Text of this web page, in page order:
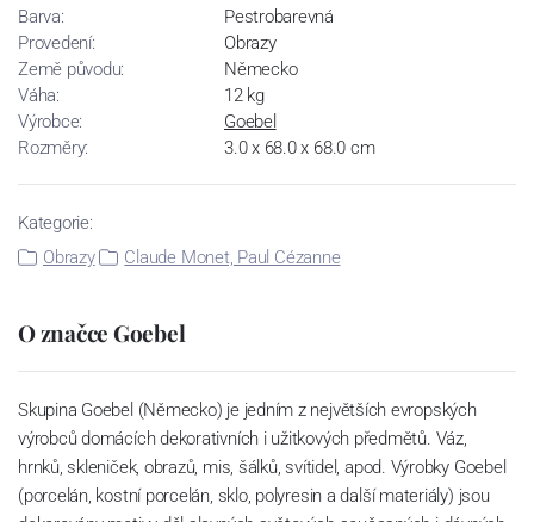
Barva:
Pestrobarevná
Provedení:
Obrazy
Země původu:
Německo
Váha:
12 kg
Výrobce:
Goebel
Rozměry:
3.0 x 68.0 x 68.0 cm
Kategorie:
Obrazy
Claude Monet, Paul Cézanne
O značce Goebel
Skupina Goebel (Německo) je jedním z největších evropských
výrobců domácích dekorativních i užitkových předmětů. Váz,
hrnků, skleniček, obrazů, mis, šálků, svítidel, apod. Výrobky Goebel
(porcelán, kostní porcelán, sklo, polyresin a další materiály) jsou